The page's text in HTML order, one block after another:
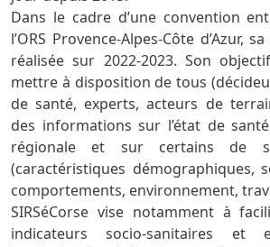
Dans le cadre d’une convention
l’ORS Provence-Alpes-Côte d’Azur,
réalisée sur 2022-2023. Son
mettre à disposition de tous
de santé, experts, acteurs de
des informations sur l’état de
régionale et sur certains de
(caractéristiques démographiques,
comportements, environnement,
SIRSéCorse vise notamment à
indicateurs socio-sanitaires et